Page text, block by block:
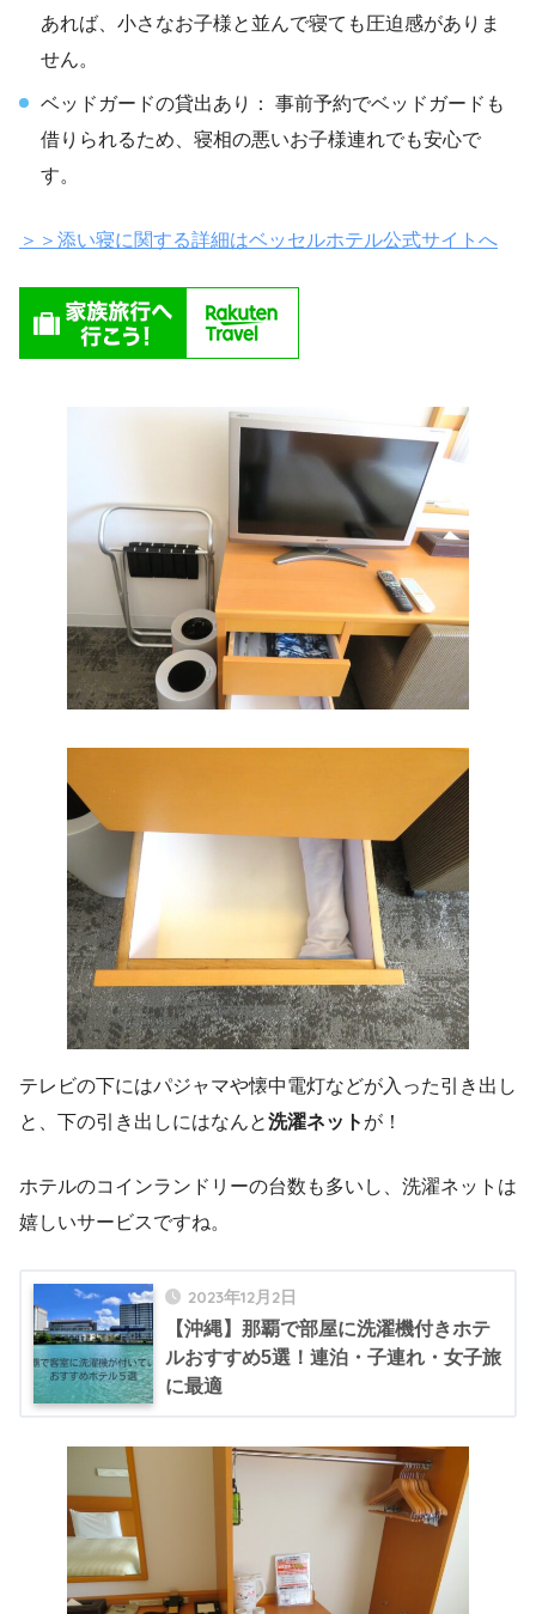
あれば、小さなお子様と並んで寝ても圧迫感がありま
せん。
ベッドガードの貸出あり： 事前予約でベッドガードも
借りられるため、寝相の悪いお子様連れでも安心で
す。
＞＞添い寝に関する詳細はベッセルホテル公式サイトへ
テレビの下にはパジャマや懐中電灯などが入った引き出し
と、下の引き出しにはなんと洗濯ネット が！
ホテルのコインランドリーの台数も多いし、洗濯ネットは
嬉しいサービスですね。
2023年12月2日
【沖縄】那覇で部屋に洗濯機付きホテ
ルおすすめ5選！連泊・子連れ・女子旅
に最適